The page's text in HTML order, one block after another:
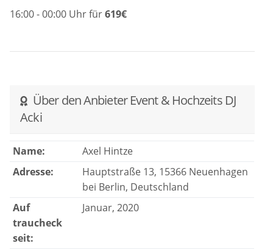
16:00 - 00:00 Uhr für619€
Über den Anbieter Event & Hochzeits DJ
Acki
Name:
Axel Hintze
Adresse:
Hauptstraße 13, 15366 Neuenhagen
bei Berlin, Deutschland
Auf
traucheck
seit:
Januar, 2020